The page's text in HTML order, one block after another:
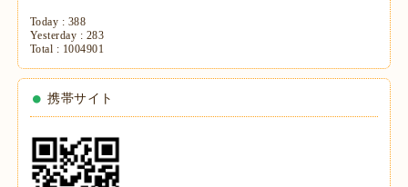
Today : 388
Yesterday : 283
Total : 1004901
携帯サイト